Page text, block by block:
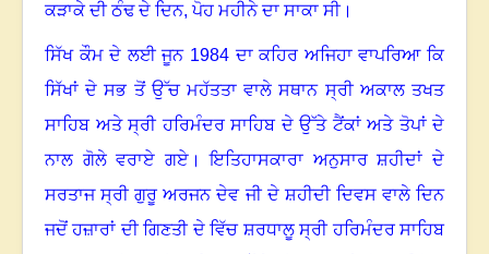
ਕੜਾਕੇ ਦੀ ਠੰਢ ਦੇ ਦਿਨ,ਪੋਹ ਮਹੀਨੇ ਦਾ ਸਾਕਾ ਸੀ।
ਸਿੱਖ ਕੌਮ ਦੇ ਲਈ ਜੂਨ 1984 ਦਾ ਕਹਿਰ ਅਜਿਹਾ ਵਾਪਰਿਆ ਕਿ
ਸਿੱਖਾਂ ਦੇ ਸਭ ਤੋਂ ਉੱਚ ਮਹੱਤਤਾ ਵਾਲੇ ਸਥਾਨ ਸ੍ਰੀ ਅਕਾਲ ਤਖਤ
ਸਾਹਿਬ ਅਤੇ ਸ੍ਰੀ ਹਰਿਮੰਦਰ ਸਾਹਿਬ ਦੇ ਉੱਤੇ ਟੈਂਕਾਂ ਅਤੇ ਤੋਪਾਂ ਦੇ
ਨਾਲ ਗੋਲੇ ਵਰਾਏ ਗਏ।ਇਤਿਹਾਸਕਾਰਾ ਅਨੁਸਾਰ ਸ਼ਹੀਦਾਂ ਦੇ
ਸਰਤਾਜ ਸ੍ਰੀ ਗੁਰੂ ਅਰਜਨ ਦੇਵ ਜੀ ਦੇ ਸ਼ਹੀਦੀ ਦਿਵਸ ਵਾਲੇ ਦਿਨ
ਜਦੋਂ ਹਜ਼ਾਰਾਂ ਦੀ ਗਿਣਤੀ ਦੇ ਵਿੱਚ ਸ਼ਰਧਾਲੂ ਸ੍ਰੀ ਹਰਿਮੰਦਰ ਸਾਹਿਬ